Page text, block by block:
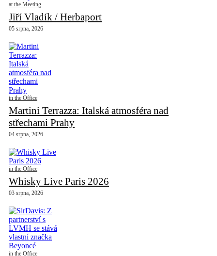
at the Meeting
Jiří Vladík / Herbaport
05 srpna, 2026
in the Office
Martini Terrazza: Italská atmosféra nad
střechami Prahy
04 srpna, 2026
in the Office
Whisky Live Paris 2026
03 srpna, 2026
in the Office